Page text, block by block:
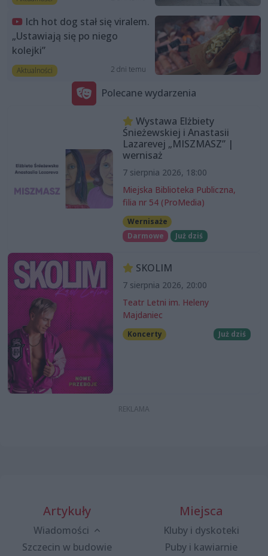
Ich hot dog stał się viralem.
„Ustawiają się po niego
kolejki”
Aktualności 2 dni temu
Polecane wydarzenia
Wystawa Elżbiety
Śnieżewskiej i Anastasii
Lazarevej „MISZMASZ” |
wernisaż
7 sierpnia 2026, 18:00
Miejska Biblioteka Publiczna,
filia nr 54 (ProMedia)
Wernisaże
Darmowe
Już dziś
SKOLIM
7 sierpnia 2026, 20:00
Teatr Letni im. Heleny
Majdaniec
Koncerty Już dziś
Artykuły
Wiadomości
Szczecin w budowie
Miejsca
Kluby i dyskoteki
Puby i kawiarnie